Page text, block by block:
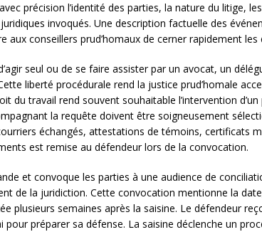
précision l’identité des parties, la nature du litige,
invoqués. Une description factuelle des
aux conseillers prud’homaux de cerner rapidement les
seul ou de se faire assister par un avocat, un
liberté procédurale rend la justice prud’homale
du travail rend souvent souhaitable l’intervention
la requête doivent être soigneusement
échangés, attestations de témoins, certificats
est remise au défendeur lors de la convocation.
et convoque les parties à une audience de
de la juridiction. Cette convocation mentionne la
plusieurs semaines après la saisine. Le défendeur
pour préparer sa défense. La saisine déclenche un